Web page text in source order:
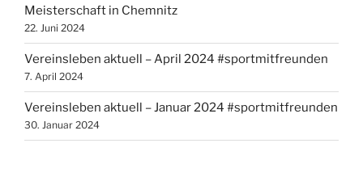
Meisterschaft in Chemnitz
22. Juni 2024
Vereinsleben aktuell – April 2024 #sportmitfreunden
7. April 2024
Vereinsleben aktuell – Januar 2024 #sportmitfreunden
30. Januar 2024